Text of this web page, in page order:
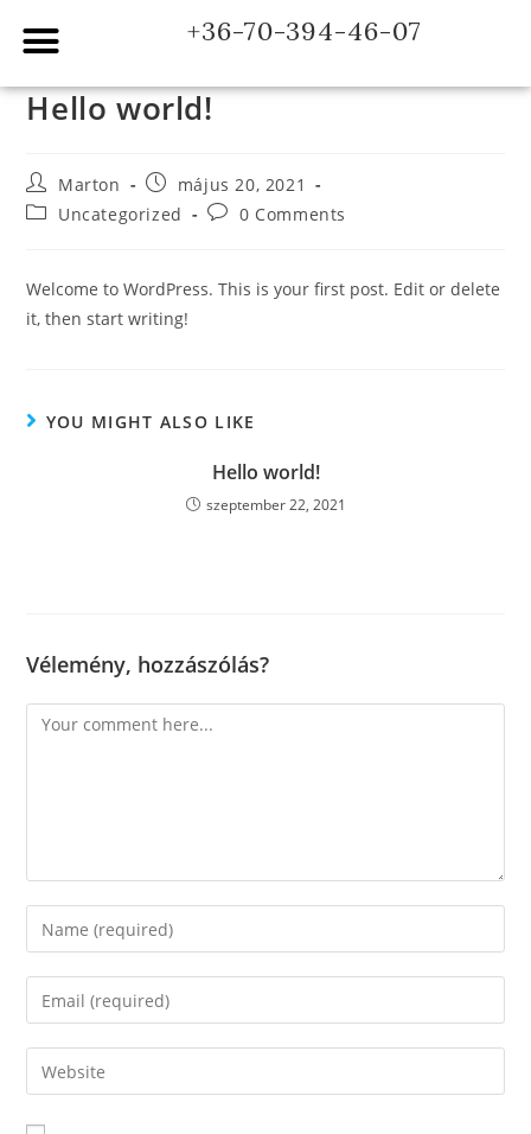
+36-70-394-46-07
Hello world!
Marton
május 20, 2021
Uncategorized
0 Comments
Welcome to WordPress. This is your first post. Edit or delete
it, then start writing!
YOU MIGHT ALSO LIKE
Hello world!
szeptember 22, 2021
Vélemény, hozzászólás?